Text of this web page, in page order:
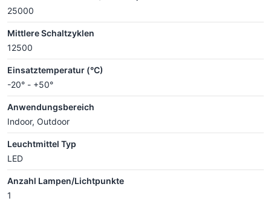
25000
Mittlere Schaltzyklen
12500
Einsatztemperatur (°C)
-20° - +50°
Anwendungsbereich
Indoor, Outdoor
Leuchtmittel Typ
LED
Anzahl Lampen/Lichtpunkte
1